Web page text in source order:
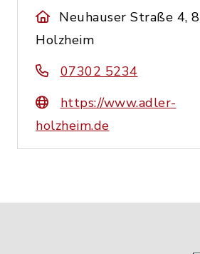
Neuhauser Straße 4,
Holzheim
07302 5234
https://www.adler-
holzheim.de